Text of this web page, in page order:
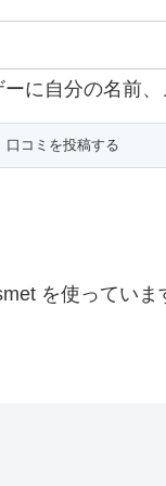
に自分の名前
を使っていま